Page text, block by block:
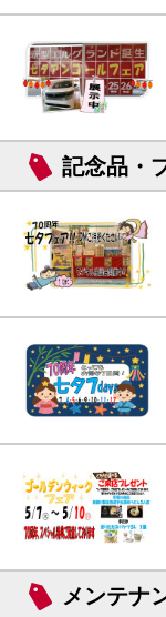
記念品・
メンテナ